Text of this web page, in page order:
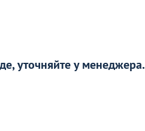
уточняйте у менеджера.